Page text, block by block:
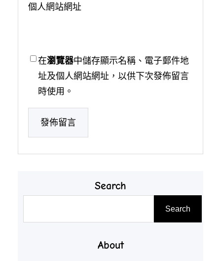
個人網站網址
在瀏覽器中儲存顯示名稱、電子郵件地
址及個人網站網址，以供下次發佈留言
時使用。
Search
Search
About